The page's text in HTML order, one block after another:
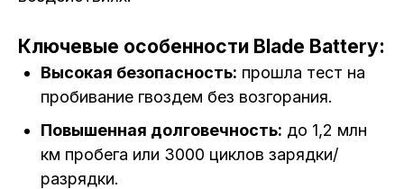
Ключевые особенности Blade Battery:
Высокая безопасность: прошла тест на
пробивание гвоздем без возгорания.
Повышенная долговечность: до 1,2 млн
км пробега или 3000 циклов зарядки/
разрядки.